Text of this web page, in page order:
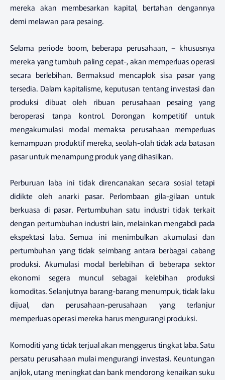
mereka akan membesarkan kapital, bertahan dengannya
demi melawan para pesaing.
Selama periode boom, beberapa perusahaan, – khususnya
mereka yang tumbuh paling cepat-, akan memperluas operasi
secara berlebihan. Bermaksud mencaplok sisa pasar yang
tersedia. Dalam kapitalisme, keputusan tentang investasi dan
produksi dibuat oleh ribuan perusahaan pesaing yang
beroperasi tanpa kontrol. Dorongan kompetitif untuk
mengakumulasi modal memaksa perusahaan memperluas
kemampuan produktif mereka, seolah-olah tidak ada batasan
pasar untuk menampung produk yang dihasilkan.
Perburuan laba ini tidak direncanakan secara sosial tetapi
didikte oleh anarki pasar. Perlombaan gila-gilaan untuk
berkuasa di pasar. Pertumbuhan satu industri tidak terkait
dengan pertumbuhan industri lain, melainkan mengabdi pada
ekspektasi laba. Semua ini menimbulkan akumulasi dan
pertumbuhan yang tidak seimbang antara berbagai cabang
produksi. Akumulasi modal berlebihan di beberapa sektor
ekonomi segera muncul sebagai kelebihan produksi
komoditas. Selanjutnya barang-barang menumpuk, tidak laku
dijual, dan perusahaan-perusahaan yang terlanjur
memperluas operasi mereka harus mengurangi produksi.
Komoditi yang tidak terjual akan menggerus tingkat laba. Satu
persatu perusahaan mulai mengurangi investasi. Keuntungan
anjlok, utang meningkat dan bank mendorong kenaikan suku